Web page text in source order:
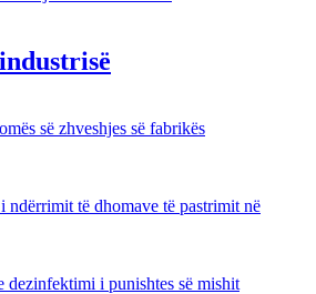
së zhveshjes së fabrikës
ndërrimit të dhomave të pastrimit në
dezinfektimi i punishtes së mishit